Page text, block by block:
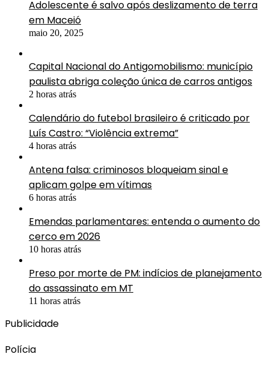
Adolescente é salvo após deslizamento de terra
em Maceió
maio 20, 2025
Capital Nacional do Antigomobilismo: município
paulista abriga coleção única de carros antigos
2 horas atrás
Calendário do futebol brasileiro é criticado por
Luís Castro: “Violência extrema”
4 horas atrás
Antena falsa: criminosos bloqueiam sinal e
aplicam golpe em vítimas
6 horas atrás
Emendas parlamentares: entenda o aumento do
cerco em 2026
10 horas atrás
Preso por morte de PM: indícios de planejamento
do assassinato em MT
11 horas atrás
Publicidade
Polícia